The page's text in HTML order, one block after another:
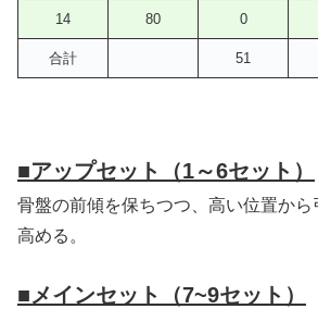
14 80 0
合計 51
■アップセット（1～6セット）
骨盤の前傾を保ちつつ、高い位置か
高める。
■メインセット（7~9セット）